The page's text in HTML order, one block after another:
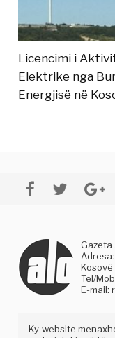
Licencimi i
Elektrike nga
Energjisë në
Gazeta
Tel/
E-mail:
Ky website